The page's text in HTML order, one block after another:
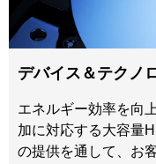
デバイス＆テクノ
エネルギー効率を向
加に対応する大容量
の提供を通して、お